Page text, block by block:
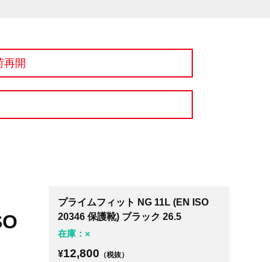
再開
プライムフィット NG 11L (EN ISO
20346 保護靴) ブラック 26.5
在庫：×
¥12,800 （税抜）